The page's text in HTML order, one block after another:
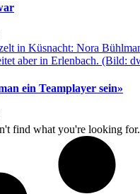
ein Teamplayer sein»
find what you're looking for.